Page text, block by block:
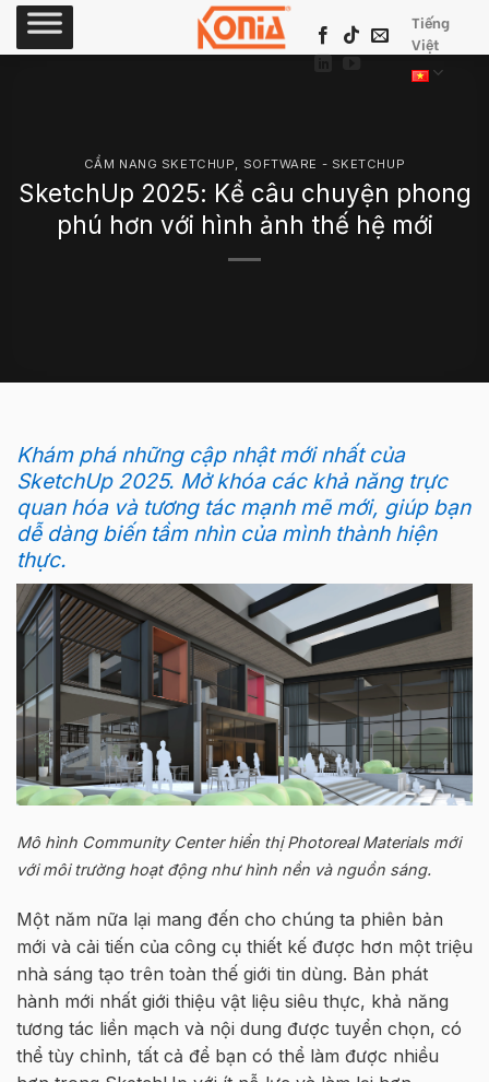
Skip
Tiếng
Việt
CẨM NANG SKETCHUP, SOFTWARE - SKETCHUP
SketchUp 2025: Kể câu chuyện phong
phú hơn với hình ảnh thế hệ mới
Khám phá những cập nhật mới nhất của
SketchUp 2025. Mở khóa các khả năng trực
quan hóa và tương tác mạnh mẽ mới, giúp bạn
dễ dàng biến tầm nhìn của mình thành hiện
thực.
Mô hình Community Center hiển thị Photoreal Materials mới
với môi trường hoạt động như hình nền và nguồn sáng.
Một năm nữa lại mang đến cho chúng ta phiên bản
mới và cải tiến của công cụ thiết kế được hơn một triệu
nhà sáng tạo trên toàn thế giới tin dùng. Bản phát
hành mới nhất giới thiệu vật liệu siêu thực, khả năng
tương tác liền mạch và nội dung được tuyển chọn, có
thể tùy chỉnh, tất cả để bạn có thể làm được nhiều